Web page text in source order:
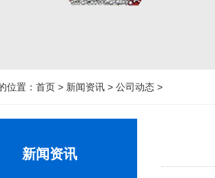
位置： 首页 > 新闻资讯 > 公司动态 >
新闻资讯